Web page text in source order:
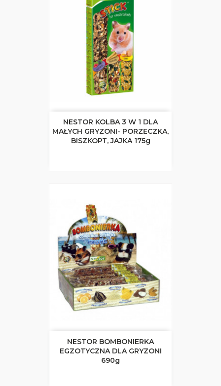
NESTOR KOLBA 3 W 1 DLA
MAŁYCH GRYZONI- PORZECZKA,
BISZKOPT, JAJKA 175g
NESTOR BOMBONIERKA
EGZOTYCZNA DLA GRYZONI
690g